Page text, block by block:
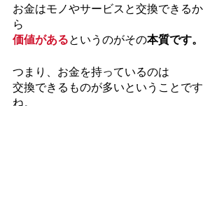
お金はモノやサービスと交換できるか
ら
価値があるというのがその本質です。
つまり、お金を持っているのは
交換できるものが多いということです
ね。